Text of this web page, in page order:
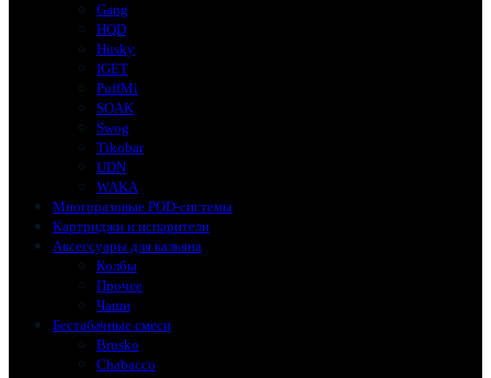
Gang
HQD
Husky
IGET
PuffMi
SOAK
Swog
Tikobar
UDN
WAKA
Многоразовые POD-системы
Картриджи и испарители
Аксессуары для кальяна
Колбы
Прочее
Чаши
Бестабачные смеси
Brusko
Chabacco